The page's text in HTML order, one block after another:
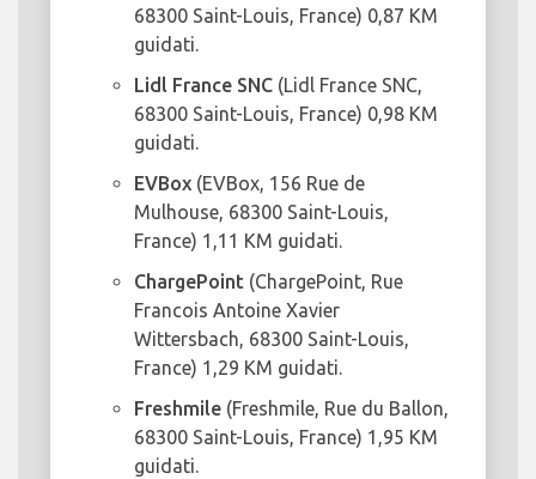
68300 Saint-Louis, France) 0,87 KM
guidati.
Lidl France SNC (Lidl France SNC,
68300 Saint-Louis, France) 0,98 KM
guidati.
EVBox (EVBox, 156 Rue de
Mulhouse, 68300 Saint-Louis,
France) 1,11 KM guidati.
ChargePoint (ChargePoint, Rue
Francois Antoine Xavier
Wittersbach, 68300 Saint-Louis,
France) 1,29 KM guidati.
Freshmile (Freshmile, Rue du Ballon,
68300 Saint-Louis, France) 1,95 KM
guidati.